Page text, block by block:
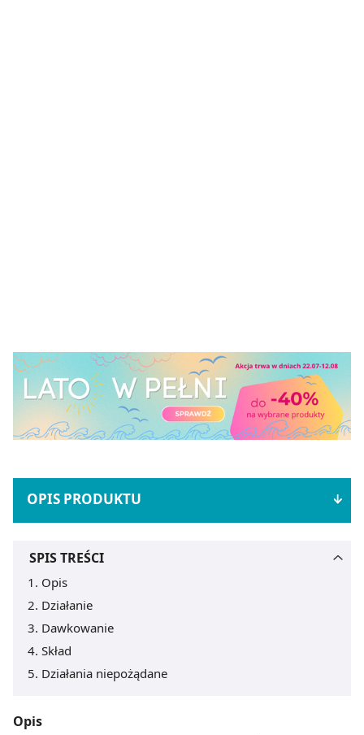
OPIS PRODUKTU
SPIS TREŚCI
Opis
Działanie
Dawkowanie
Skład
Działania niepożądane
Opis